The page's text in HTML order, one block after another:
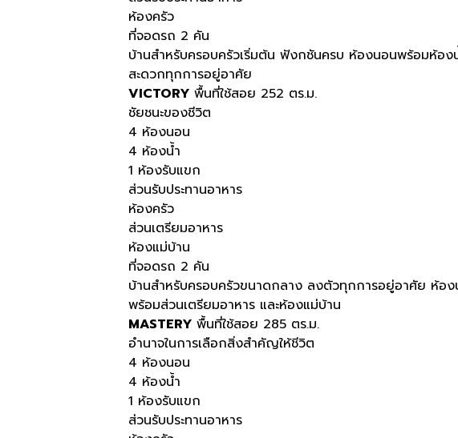
ห้องครัว
ที่จอดรถ 2 คัน
บ้านสำหรับครอบครัวเริ่มต้น ฟังกชันครบ ห้องนอนพร้อมห้อ
สะดวกทุกการอยู่อาศัย
VICTORY พื้นที่ใช้สอย 252 ตร.ม.
ชัยชนะของชีวิต ​
4 ห้องนอน
4 ห้องน้ำ
1 ห้องรับแขก
ส่วนรับประทานอาหาร
ห้องครัว
ส่วนเตรียมอาหาร
ห้องแม่บ้าน
ที่จอดรถ 2 คัน
บ้านสำหรับครอบครัวขนาดกลาง ลงตัวทุกการอยู่อาศัย ห้อ
พร้อมส่วนเตรียมอาหาร และห้องแม่บ้าน
MASTERY พื้นที่ใช้สอย 285 ตร.ม.
อำนาจในการเลือกสิ่งสำคัญให้ชีวิต​
4 ห้องนอน
4 ห้องน้ำ
1 ห้องรับแขก
ส่วนรับประทานอาหาร